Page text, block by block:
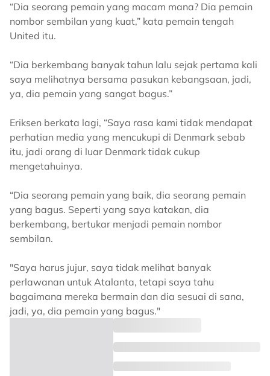
“Dia seorang pemain yang macam mana? Dia pemain
nombor sembilan yang kuat,” kata pemain tengah
United itu.
“Dia berkembang banyak tahun lalu sejak pertama kali
saya melihatnya bersama pasukan kebangsaan, jadi,
ya, dia pemain yang sangat bagus.”
Eriksen berkata lagi, “Saya rasa kami tidak mendapat
perhatian media yang mencukupi di Denmark sebab
itu, jadi orang di luar Denmark tidak cukup
mengetahuinya.
“Dia seorang pemain yang baik, dia seorang pemain
yang bagus. Seperti yang saya katakan, dia
berkembang, bertukar menjadi pemain nombor
sembilan.
"Saya harus jujur, saya tidak melihat banyak
perlawanan untuk Atalanta, tetapi saya tahu
bagaimana mereka bermain dan dia sesuai di sana,
jadi, ya, dia pemain yang bagus."